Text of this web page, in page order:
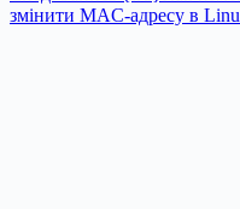
змінити MAC-адресу в